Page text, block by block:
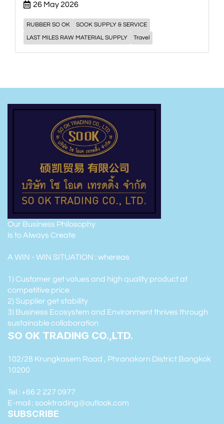
26 May 2026
RUBBER SO OK
SOOK SUPPLY & SERVICE
LAST MILES RAW MATERIAL SUPPLY
Travel
Our Business Philosophy
is to Always Create
A WIN - WIN SITUATION : whereas
1) Customer get values and high quality product at
competitive price
2) Supplier get stability
3) Business Ecosystem and Environment thrives through
sustainable collaboration
SO OK TRADING CO.,LTD.
102/28 Krungkasem Road , Phranakorn District Bangkok
10200
Tel : +66 2 227 0977
E-mail : sooktrading@outlook.com
SUBSCRIBE